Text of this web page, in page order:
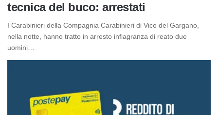
tecnica del buco: arrestati
I Carabinieri della Compagnia Carabinieri di Vico del Gargano,
nella notte, hanno tratto in arresto inflagranza di reato due
uomini…